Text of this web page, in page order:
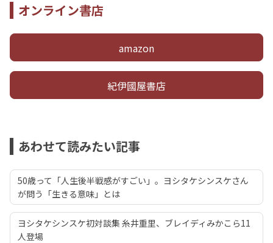
オンライン書店
amazon
紀伊國屋書店
あわせて読みたい記事
50歳って「人生後半戦感がすごい」。ヨシタケシンスケさん
が問う「生きる意味」とは
ヨシタケシンスケ初対談集 糸井重里、ブレイディみかこら11
人登場